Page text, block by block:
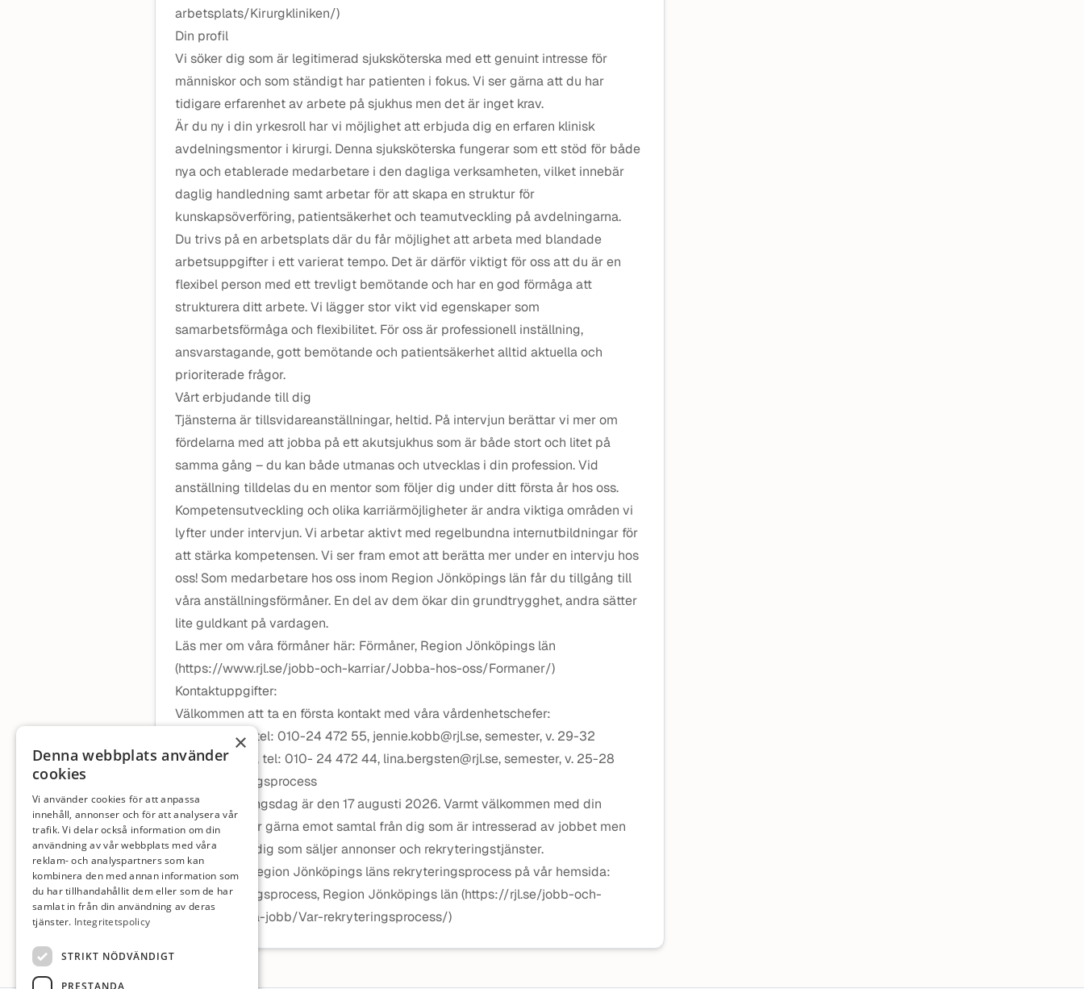
arbetsplats/Kirurgkliniken/)
Din profil
Vi söker dig som är legitimerad sjuksköterska med ett genuint intresse för
människor och som ständigt har patienten i fokus. Vi ser gärna att du har
tidigare erfarenhet av arbete på sjukhus men det är inget krav.
Är du ny i din yrkesroll har vi möjlighet att erbjuda dig en erfaren klinisk
avdelningsmentor i kirurgi. Denna sjuksköterska fungerar som ett stöd för både
nya och etablerade medarbetare i den dagliga verksamheten, vilket innebär
daglig handledning samt arbetar för att skapa en struktur för
kunskapsöverföring, patientsäkerhet och teamutveckling på avdelningarna.
Du trivs på en arbetsplats där du får möjlighet att arbeta med blandade
arbetsuppgifter i ett varierat tempo. Det är därför viktigt för oss att du är en
flexibel person med ett trevligt bemötande och har en god förmåga att
strukturera ditt arbete. Vi lägger stor vikt vid egenskaper som
samarbetsförmåga och flexibilitet. För oss är professionell inställning,
ansvarstagande, gott bemötande och patientsäkerhet alltid aktuella och
prioriterade frågor.
Vårt erbjudande till dig
Tjänsterna är tillsvidareanställningar, heltid. På intervjun berättar vi mer om
fördelarna med att jobba på ett akutsjukhus som är både stort och litet på
samma gång – du kan både utmanas och utvecklas i din profession. Vid
anställning tilldelas du en mentor som följer dig under ditt första år hos oss.
Kompetensutveckling och olika karriärmöjligheter är andra viktiga områden vi
lyfter under intervjun. Vi arbetar aktivt med regelbundna internutbildningar för
att stärka kompetensen. Vi ser fram emot att berätta mer under en intervju hos
oss! Som medarbetare hos oss inom Region Jönköpings län får du tillgång till
våra anställningsförmåner. En del av dem ökar din grundtrygghet, andra sätter
lite guldkant på vardagen.
Läs mer om våra förmåner här: Förmåner, Region Jönköpings län
(https://www.rjl.se/jobb-och-karriar/Jobba-hos-oss/Formaner/)
Kontaktuppgifter:
Välkommen att ta en första kontakt med våra vårdenhetschefer:
Jennie Kobb, tel: 010-24 472 55, jennie.kobb@rjl.se, semester, v. 29-32
Lina Bergsten, tel: 010- 24 472 44, lina.bergsten@rjl.se, semester, v. 25-28
Vår rekryteringsprocess
Sista ansökningsdag är den 17 augusti 2026. Varmt välkommen med din
ansökan! Vi tar gärna emot samtal från dig som är intresserad av jobbet men
tackar nej till dig som säljer annonser och rekryteringstjänster.
Läs mer om Region Jönköpings läns rekryteringsprocess på vår hemsida:
Vår rekryteringsprocess, Region Jönköpings län (https://rjl.se/jobb-och-
karriar/Lediga-jobb/Var-rekryteringsprocess/)
×
Denna webbplats använder
cookies
Vi använder cookies för att anpassa
innehåll, annonser och för att analysera vår
trafik. Vi delar också information om din
användning av vår webbplats med våra
reklam- och analyspartners som kan
kombinera den med annan information som
du har tillhandahållit dem eller som de har
samlat in från din användning av deras
tjänster. Integritetspolicy
STRIKT NÖDVÄNDIGT
PRESTANDA